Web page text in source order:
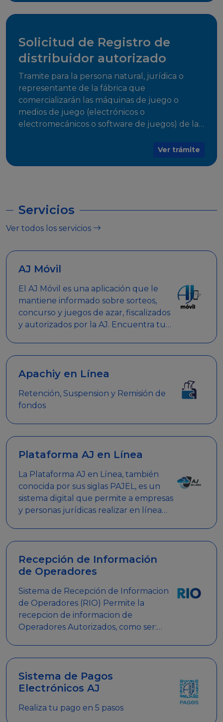
Solicitud de Registro de
distribuidor autorizado
Tramite para la persona natural, jurídica o
representante de la fábrica que
comercializarán las máquinas de juego o
medios de juego (electrónicos o
electromecánicos o software de juegos) de las
Ver trámite
Servicios
Ver todos los servicios
AJ Móvil
El AJ Móvil es una aplicación que le
mantiene informado sobre sorteos,
concurso y juegos de azar, fiscalizados
y autorizados por la AJ. Encuentra tus
clave.
Apachiy en Línea
Retención, Suspension y Remisión de
fondos
Plataforma AJ en Línea
La Plataforma AJ en Línea, también
conocida por sus siglas PAJEL, es un
sistema digital que permite a empresas
y personas jurídicas realizar en línea
Recepción de Información
de Operadores
Sistema de Recepción de Informacion
de Operadores (RIO) Permite la
recepcion de informacion de
Operadores Autorizados, como ser:
Sistema de Pagos
Electrónicos AJ
Realiza tu pago en 5 pasos